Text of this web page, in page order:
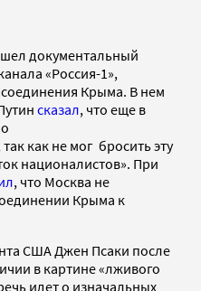
документальный
«Россия-1»,
Крыма. В нем
сказал, что еще в
как не мог бросить эту
националистов». При
, что Москва не
Крыма к
США Джен Псаки после
в картине «лживого
идет о изначальных